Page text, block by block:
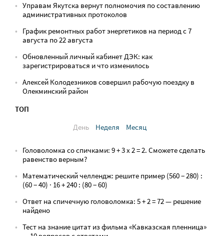
Управам Якутска вернут полномочия по составлению
административных протоколов
График ремонтных работ энергетиков на период с 7
августа по 22 августа
Обновленный личный кабинет ДЭК: как
зарегистрироваться и что изменилось
Алексей Колодезников совершил рабочую поездку в
Олекминский район
ТОП
День
Неделя Месяц
Головоломка со спичками: 9 + 3 х 2 = 2. Сможете сделать
равенство верным?
Математический челлендж: решите пример (560 − 280) :
(60 − 40) · 16 + 240 : (80 − 60)
Ответ на спичечную головоломка: 5 + 2 = 72 — решение
найдено
Тест на знание цитат из фильма «Кавказская пленница»